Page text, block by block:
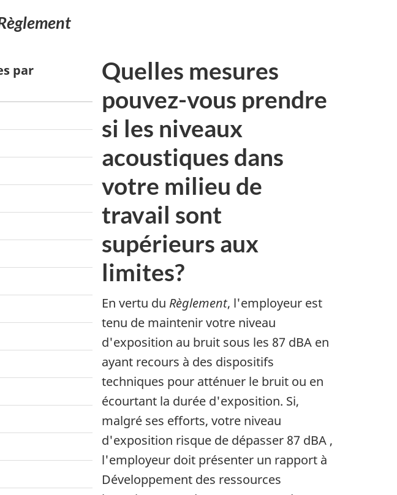
par
Quelles mesures
pouvez-vous prendre
si les niveaux
acoustiques dans
votre milieu de
travail sont
supérieurs aux
limites?
En vertu du Règlement, l'employeur est
tenu de maintenir votre niveau
d'exposition au bruit sous les 87 dBA en
ayant recours à des dispositifs
techniques pour atténuer le bruit ou en
écourtant la durée d'exposition. Si,
malgré ses efforts, votre niveau
d'exposition risque de dépasser 87 dBA ,
l'employeur doit présenter un rapport à
Développement des ressources